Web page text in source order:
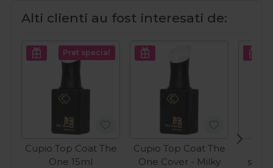
Alti clienti au fost interesati de:
Pret special
Cupio Top Coat The
One 15ml
Cupio Top Coat The
One Cover - Milky